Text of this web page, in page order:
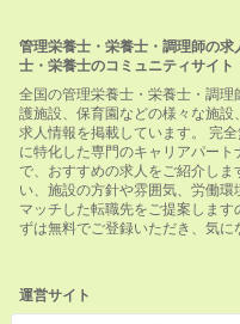
管理栄養士・栄養士・調理師の
士・栄養士のコミュニティサイト
全国の管理栄養士・栄養士・調
護施設、保育園などの様々な施
求人情報を掲載しています。 完
に特化した専門のキャリアパー
で、おすすめの求人をご紹介し
い、施設の方針や雰囲気、労働
マッチした転職先をご提案しま
ずは無料でご登録いただき、気に
運営サイト